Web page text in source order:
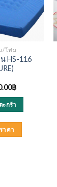
/โฟม
HS-116
฿
ะกร้า
าคา